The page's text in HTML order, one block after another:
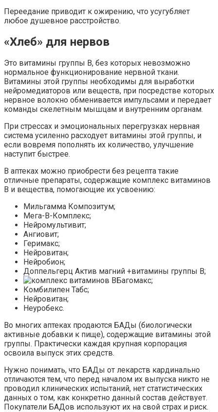
Переедание приводит к ожирению, что усугубляет
любое душевное расстройство.
«Хлеб» для нервов
Это витамины группы В, без которых невозможно
нормальное функционирование нервной ткани.
Витамины этой группы необходимы для выработки
нейромедиаторов или веществ, при посредстве которых
нервное волокно обменивается импульсами и передает
команды скелетным мышцам и внутренним органам.
При стрессах и эмоциональных перегрузках нервная
система усиленно расходует витамины этой группы, и
если вовремя пополнять их количество, улучшение
наступит быстрее.
В аптеках можно приобрести без рецепта такие
отличные препараты, содержащие комплекс витаминов
В и вещества, помогающие их усвоению:
Мильгамма Композитум;
Мега-В-Комплекс;
Нейромультивит;
Ангиовит;
Геримакс;
Нейровитан;
Нейробион;
Доппельгерц Актив магний +витамины группы В;
Багомакс;
Комбилипен Табс;
Нейровитан;
Неуробекс.
Во многих аптеках продаются БАДы (биологически
активные добавки к пище), содержащие витамины этой
группы. Практически каждая крупная корпорация
освоила выпуск этих средств.
Нужно понимать, что БАДы от лекарств кардинально
отличаются тем, что перед началом их выпуска никто не
проводил клинических испытаний, нет статистических
данных о том, как конкретно данный состав действует.
Покупатели БАДов используют их на свой страх и риск.